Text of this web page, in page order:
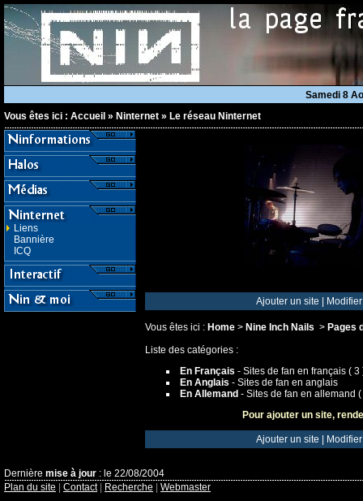
Samedi 8
Vous êtes ici : Accueil » Ninternet » Le réseau Ninternet
Liens
Bannière
ICQ
Ajouter un site
Vous êtes ici : Home > Nine Inch Nails > Pages
Liste des catégories :
En Français - Sites de fan en français ( 3
En Anglais - Sites de fan en anglais
En Allemand - Sites de fan en allemand (
Pour ajouter un site,
Ajouter un site
Dernière mise à jour : le 22/08/2004
Plan du site
Contact| Recherche Webmaster